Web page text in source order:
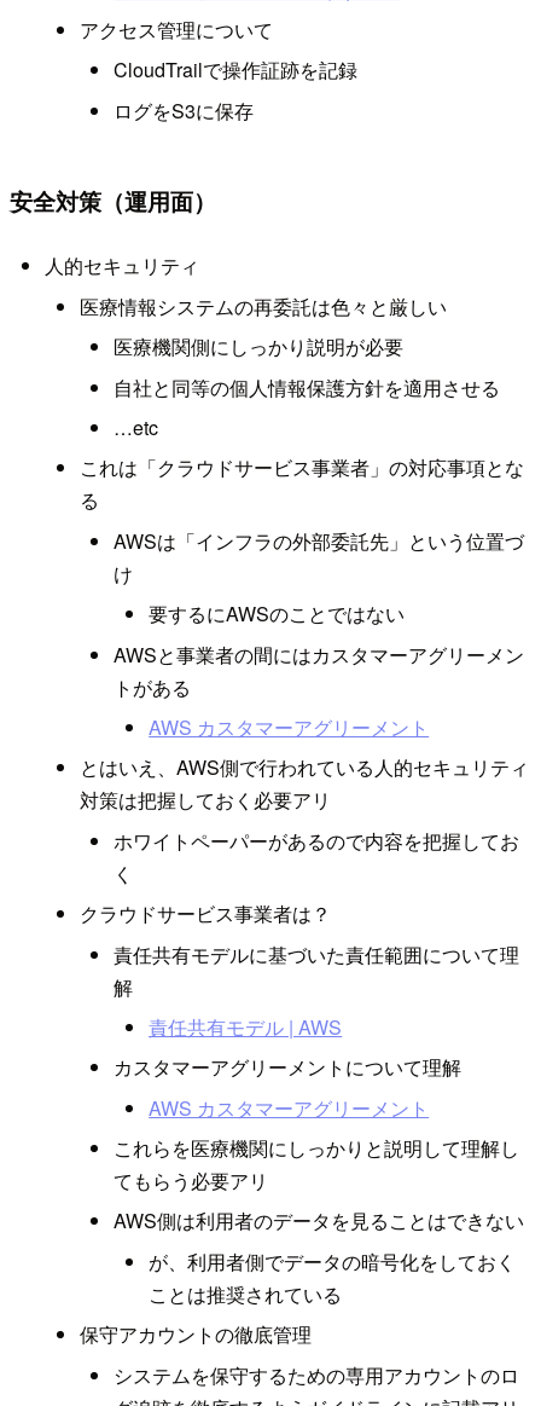
アクセス管理について
CloudTrailで操作証跡を記録
ログをS3に保存
安全対策（運用面）
人的セキュリティ
医療情報システムの再委託は色々と厳しい
医療機関側にしっかり説明が必要
自社と同等の個人情報保護方針を適用させる
…etc
これは「クラウドサービス事業者」の対応事項とな
る
AWSは「インフラの外部委託先」という位置づ
け
要するにAWSのことではない
AWSと事業者の間にはカスタマーアグリーメン
トがある
AWS カスタマーアグリーメント
とはいえ、AWS側で行われている人的セキュリティ
対策は把握しておく必要アリ
ホワイトペーパーがあるので内容を把握してお
く
クラウドサービス事業者は？
責任共有モデルに基づいた責任範囲について理
解
責任共有モデル | AWS
カスタマーアグリーメントについて理解
AWS カスタマーアグリーメント
これらを医療機関にしっかりと説明して理解し
てもらう必要アリ
AWS側は利用者のデータを見ることはできない
が、利用者側でデータの暗号化をしておく
ことは推奨されている
保守アカウントの徹底管理
システムを保守するための専用アカウントのロ